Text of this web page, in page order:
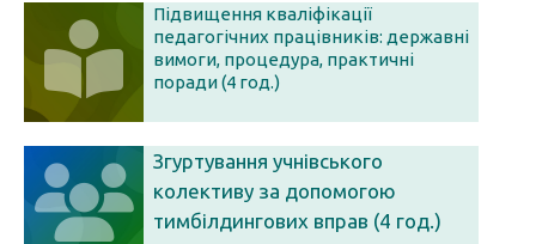
Підвищення кваліфікації
педагогічних працівників: державні
вимоги, процедура, практичні
поради (4 год.)
Згуртування учнівського
колективу за допомогою
тимбілдингових вправ (4 год.)